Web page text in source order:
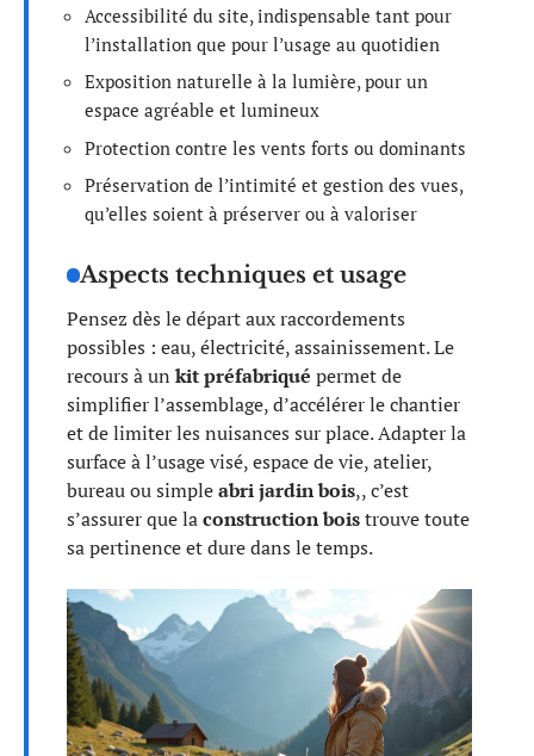
Accessibilité du site, indispensable tant pour
l’installation que pour l’usage au quotidien
Exposition naturelle à la lumière, pour un
espace agréable et lumineux
Protection contre les vents forts ou dominants
Préservation de l’intimité et gestion des vues,
qu’elles soient à préserver ou à valoriser
Aspects techniques et usage
Pensez dès le départ aux raccordements
possibles : eau, électricité, assainissement. Le
recours à un kit préfabriqué permet de
simplifier l’assemblage, d’accélérer le chantier
et de limiter les nuisances sur place. Adapter la
surface à l’usage visé, espace de vie, atelier,
bureau ou simpleabri jardin bois,, c’est
s’assurer que laconstruction boistrouve toute
sa pertinence et dure dans le temps.